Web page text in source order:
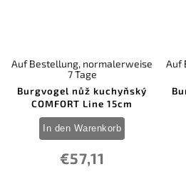
Burgvogel nůž kuchyňský
COMFORT Line 15cm
Auf Bestellung, normalerweise
7 Tage
€57,11
In den Warenkorb
Auf